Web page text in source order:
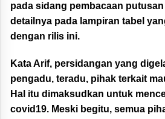
pada sidang pembacaan
detailnya pada lampiran tabel
dengan rilis ini.
Kata Arif, persidangan yang
pengadu, teradu, pihak terkait
Hal itu dimaksudkan untuk
covid19. Meski begitu, semua